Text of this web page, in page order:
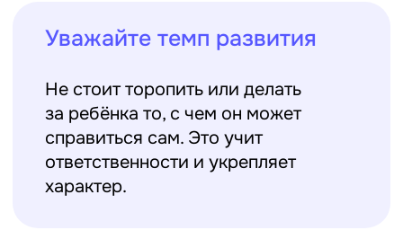
как подскажет фантазия, придумать
сюжет спектакля или создать
Театральные постановки,
выступления
Участие в импровизациях, сценках,